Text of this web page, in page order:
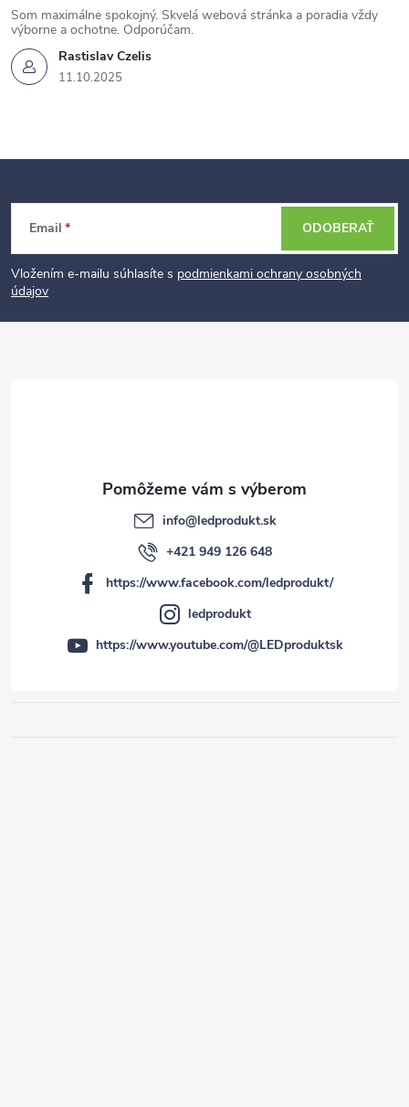
Rastislav Czelis
11.10.2025
Som maximálne spokojný. Skvelá webová stránka a poradia vždy
výborne a ochotne. Odporúčam.
t
Email
Vložením e-mailu súhlasíte s podmienkami ochrany osobných
údajov
ODOBERAŤ
info@ledprodukt.sk
+421 949 126 648
https://www.facebook.com/ledprodukt/
ledprodukt
https://www.youtube.com/@LEDproduktsk